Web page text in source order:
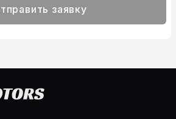
заявку